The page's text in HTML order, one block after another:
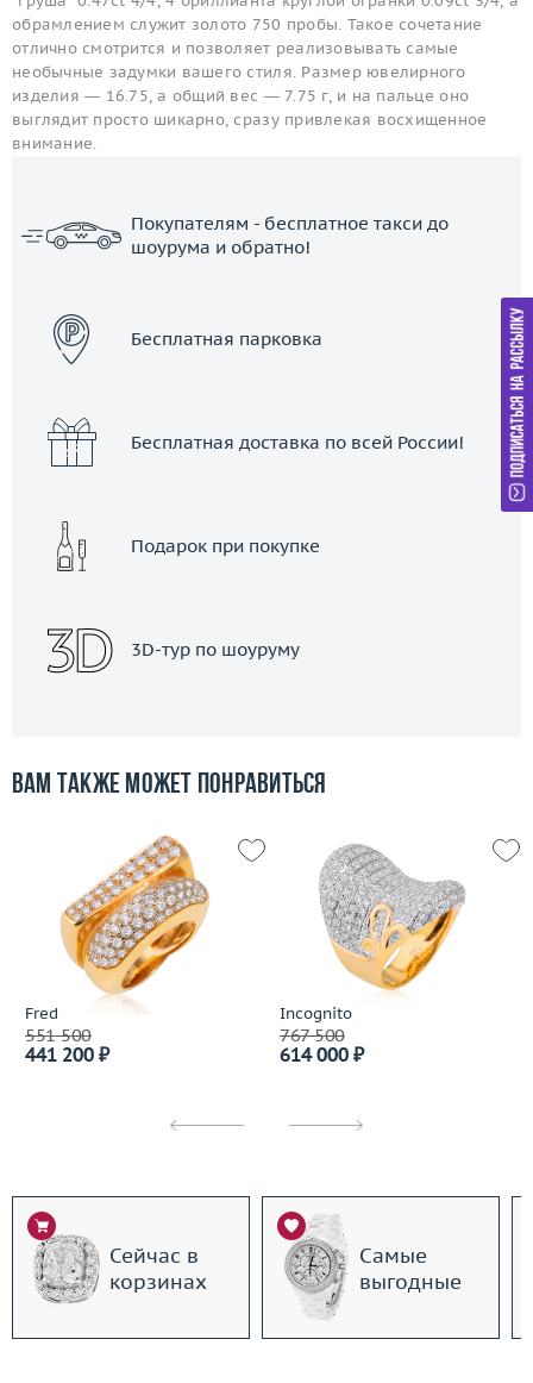
обрамлением служит золото 750 пробы. Такое сочетание
отлично смотрится и позволяет реализовывать самые
необычные задумки вашего стиля. Размер ювелирного
изделия — 16.75, а общий вес — 7.75 г, и на пальце оно
выглядит просто шикарно, сразу привлекая восхищенное
внимание.
Покупателям - бесплатное такси до
шоурума и обратно!
Бесплатная парковка
Бесплатная доставка по всей России!
Подарок при покупке
3D-тур по шоуруму
Вам также может понравиться
Fred
551 500
441 200 ₽
Incognito
767 500
614 000 ₽
Сейчас в
корзинах
Самые
выгодные